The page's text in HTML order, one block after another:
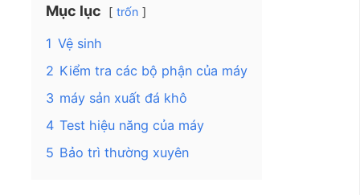
Mục lục trốn
1 Vệ sinh
2 Kiểm tra các bộ phận của máy
3 máy sản xuất đá khô
4 Test hiệu năng của máy
5 Bảo trì thường xuyên